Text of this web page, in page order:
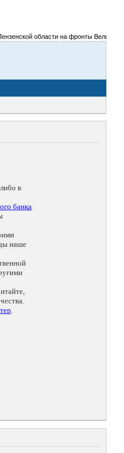
области на фронты Великой
в
банка
наше
.